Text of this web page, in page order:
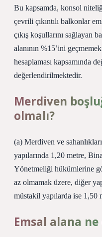
Bu kapsamda, konsol
çevrili çıkıntılı balkonlar
çıkış koşullarını sağlayan
alanının %15’ini
hesaplaması kapsamında
değerlendirilmektedir.
Merdiven
olmalı?
(a) Merdiven ve
yapılarında 1,20 metre,
Yönetmeliği hükümlerine
az olmamak üzere, diğer
müstakil yapılarda ise 1,50
Emsal alana